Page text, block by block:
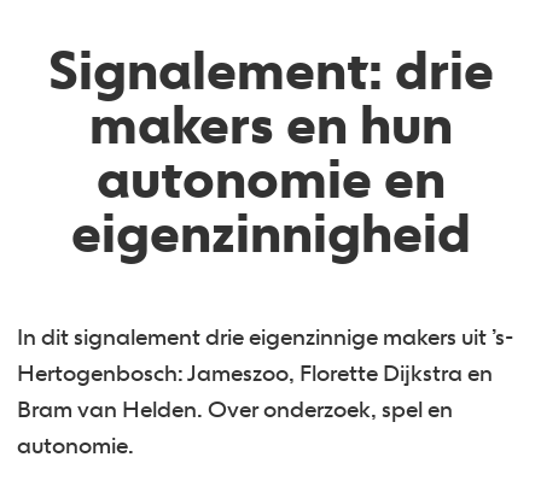
Signalement: drie
makers en hun
autonomie en
eigenzinnigheid
In dit signalement drie eigenzinnige makers uit ’s-
Hertogenbosch: Jameszoo, Florette Dijkstra en
Bram van Helden. Over onderzoek, spel en
autonomie.